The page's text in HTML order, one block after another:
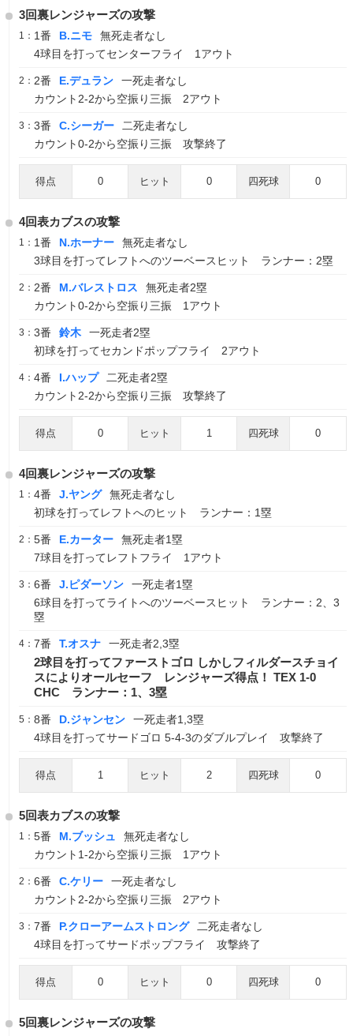
3回裏レンジャーズの攻撃
1： 1番 B.ニモ
無死走者なし
4球目を打ってセンターフライ 1アウト
2： 2番 E.デュラン
一死走者なし
カウント2-2から空振り三振 2アウト
3： 3番 C.シーガー
二死走者なし
カウント0-2から空振り三振 攻撃終了
得点 0 ヒット 0 四死球 0
4回表カブスの攻撃
1： 1番 N.ホーナー
無死走者なし
3球目を打ってレフトへのツーベースヒット ランナー：2塁
2： 2番 M.バレストロス
無死走者2塁
カウント0-2から空振り三振 1アウト
3： 3番 鈴木
一死走者2塁
初球を打ってセカンドポップフライ 2アウト
4： 4番 I.ハップ
二死走者2塁
カウント2-2から空振り三振 攻撃終了
得点 0 ヒット 1 四死球 0
4回裏レンジャーズの攻撃
1： 4番 J.ヤング
無死走者なし
初球を打ってレフトへのヒット ランナー：1塁
2： 5番 E.カーター
無死走者1塁
7球目を打ってレフトフライ 1アウト
3： 6番 J.ピダーソン
一死走者1塁
6球目を打ってライトへのツーベースヒット ランナー：2、3
塁
4： 7番 T.オスナ 一死走者2,3塁
2球目を打ってファーストゴロ しかしフィルダースチョイ
スによりオールセーフ レンジャーズ得点！ TEX 1-0
CHC ランナー：1、3塁
5： 8番 D.ジャンセン
一死走者1,3塁
4球目を打ってサードゴロ 5-4-3のダブルプレイ 攻撃終了
得点 1 ヒット 2 四死球 0
5回表カブスの攻撃
1： 5番 M.ブッシュ
無死走者なし
カウント1-2から空振り三振 1アウト
2： 6番 C.ケリー
一死走者なし
カウント2-2から空振り三振 2アウト
3： 7番 P.クローアームストロング
二死走者なし
4球目を打ってサードポップフライ 攻撃終了
得点 0 ヒット 0 四死球 0
5回裏レンジャーズの攻撃